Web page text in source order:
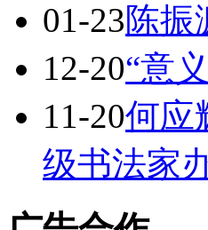
01-23陈振
12-20“意
11-20何应
级书法家